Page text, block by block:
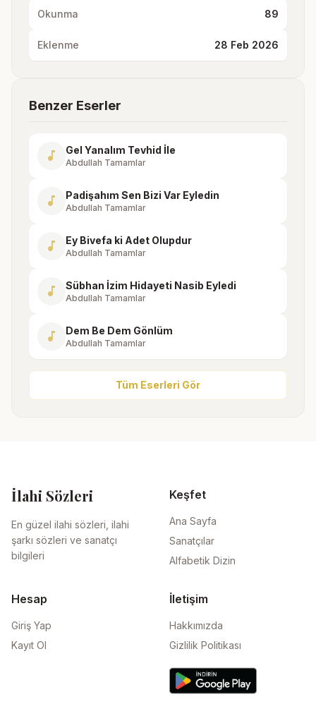
Okunma 89
Eklenme 28 Feb 2026
Benzer Eserler
music_note Gel Yanalım Tevhid İle
Abdullah Tamamlar
music_note Padişahım Sen Bizi Var Eyledin
Abdullah Tamamlar
music_note Ey Bivefa ki Adet Olupdur
Abdullah Tamamlar
music_note Sübhan İzim Hidayeti Nasib Eyledi
Abdullah Tamamlar
music_note Dem Be Dem Gönlüm
Abdullah Tamamlar
Tüm Eserleri Gör
İlahi Sözleri
En güzel ilahi sözleri, ilahi
şarkı sözleri ve sanatçı
bilgileri
Keşfet
Ana Sayfa
Sanatçılar
Alfabetik Dizin
Hesap
Giriş Yap
Kayıt Ol
İletişim
Hakkımızda
Gizlilik Politikası